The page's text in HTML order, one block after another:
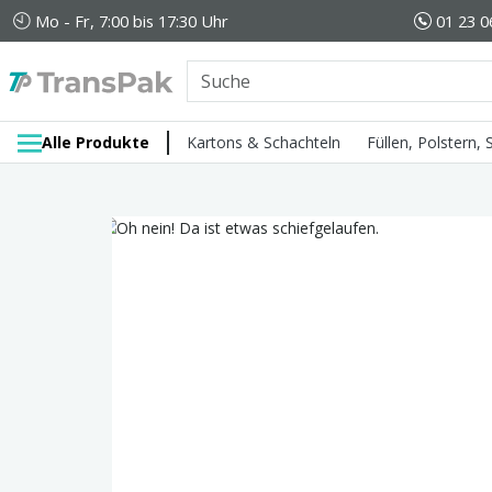
Mo - Fr, 7:00 bis 17:30 Uhr 01 23
Alle Produkte Kartons & Schachteln Füllen, Polstern,